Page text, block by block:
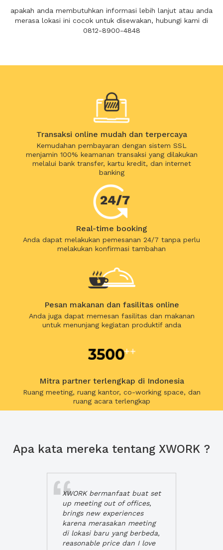
apakah anda membutuhkan informasi lebih lanjut atau anda
merasa lokasi ini cocok untuk disewakan, hubungi kami di
0812-8900-4848
Transaksi online mudah dan terpercaya
Kemudahan pembayaran dengan sistem SSL
menjamin 100% keamanan transaksi yang dilakukan
melalui bank transfer, kartu kredit, dan internet
banking
Real-time booking
Anda dapat melakukan pemesanan 24/7 tanpa perlu
melakukan konfirmasi tambahan
Pesan makanan dan fasilitas online
Anda juga dapat memesan fasilitas dan makanan
untuk menunjang kegiatan produktif anda
Mitra partner terlengkap di Indonesia
Ruang meeting, ruang kantor, co-working space, dan
ruang acara terlengkap
Apa kata mereka tentang XWORK ?
XWORK bermanfaat buat set
up meeting out of offices,
brings new experiences
karena merasakan meeting
di lokasi baru yang berbeda,
reasonable price dan I love